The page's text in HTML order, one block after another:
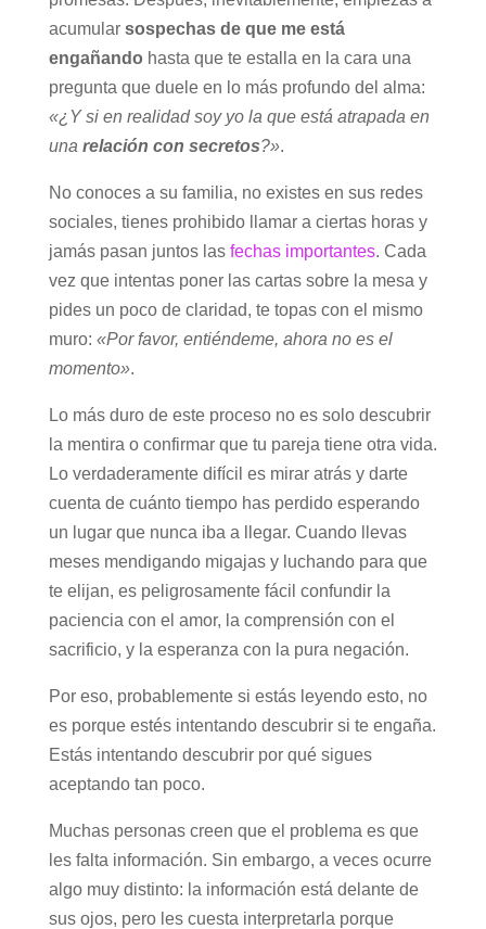
acumular sospechas de que me está
engañando hasta que te estalla en la cara una
pregunta que duele en lo más profundo del alma:
«¿Y si en realidad soy yo la que está atrapada en
una relación con secretos?».
No conoces a su familia, no existes en sus redes
sociales, tienes prohibido llamar a ciertas horas y
jamás pasan juntos lasfechas importantes. Cada
vez que intentas poner las cartas sobre la mesa y
pides un poco de claridad, te topas con el mismo
muro: «Por favor, entiéndeme, ahora no es el
momento».
Lo más duro de este proceso no es solo descubrir
la mentira o confirmar que tu pareja tiene otra vida.
Lo verdaderamente difícil es mirar atrás y darte
cuenta de cuánto tiempo has perdido esperando
un lugar que nunca iba a llegar. Cuando llevas
meses mendigando migajas y luchando para que
te elijan, es peligrosamente fácil confundir la
paciencia con el amor, la comprensión con el
sacrificio, y la esperanza con la pura negación.
Por eso, probablemente si estás leyendo esto, no
es porque estés intentando descubrir si te engaña.
Estás intentando descubrir por qué sigues
aceptando tan poco.
Muchas personas creen que el problema es que
les falta información. Sin embargo, a veces ocurre
algo muy distinto: la información está delante de
sus ojos, pero les cuesta interpretarla porque